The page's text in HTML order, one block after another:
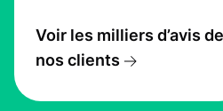
Voir les milliers d’avis de
nos clients